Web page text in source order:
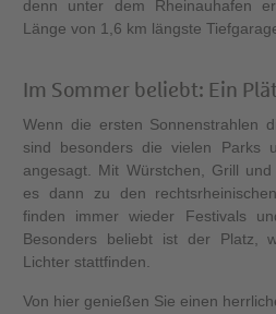
denn unter dem Rheinauhafen
Länge von 1,6 km längste
Im Sommer beliebt: Ein
Wenn die ersten Sonnenstrahlen
sind besonders die vielen Parks
angesagt. Mit Würstchen, Grill
es dann zu den
finden immer wieder Festivals
Besonders beliebt ist der Platz,
Lichter stattfinden.
Von hier genießen Sie einen